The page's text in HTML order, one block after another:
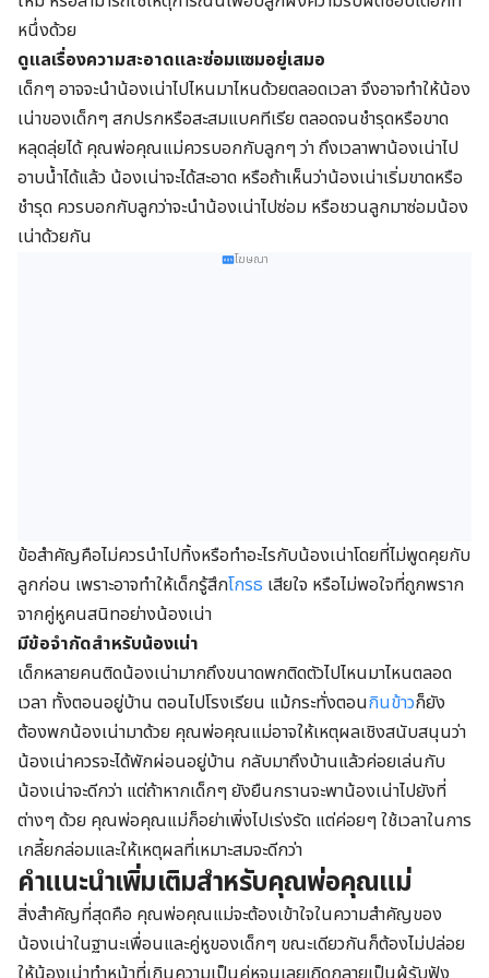
หนึ่งด้วย
ดูแลเรื่องความสะอาดและซ่อมแซมอยู่เสมอ
เด็กๆ อาจจะนำน้องเน่าไปไหนมาไหนด้วยตลอดเวลา จึงอาจทำให้น้อง
เน่าของเด็กๆ สกปรกหรือสะสมแบคทีเรีย ตลอดจนชำรุดหรือขาด
หลุดลุ่ยได้ คุณพ่อคุณแม่ควรบอกกับลูกๆ ว่า ถึงเวลาพาน้องเน่าไป
อาบน้ำได้แล้ว น้องเน่าจะได้สะอาด หรือถ้าเห็นว่าน้องเน่าเริ่มขาดหรือ
ชำรุด ควรบอกกับลูกว่าจะนำน้องเน่าไปซ่อม หรือชวนลูกมาซ่อมน้อง
เน่าด้วยกัน
โฆษณา
ข้อสำคัญคือไม่ควรนำไปทิ้งหรือทำอะไรกับน้องเน่าโดยที่ไม่พูดคุยกับ
ลูกก่อน เพราะอาจทำให้เด็กรู้สึกโกรธ เสียใจ หรือไม่พอใจที่ถูกพราก
จากคู่หูคนสนิทอย่างน้องเน่า
มีข้อจำกัดสำหรับน้องเน่า
เด็กหลายคนติดน้องเน่ามากถึงขนาดพกติดตัวไปไหนมาไหนตลอด
เวลา ทั้งตอนอยู่บ้าน ตอนไปโรงเรียน แม้กระทั่งตอนกินข้าวก็ยัง
ต้องพกน้องเน่ามาด้วย คุณพ่อคุณแม่อาจให้เหตุผลเชิงสนับสนุนว่า
น้องเน่าควรจะได้พักผ่อนอยู่บ้าน กลับมาถึงบ้านแล้วค่อยเล่นกับ
น้องเน่าจะดีกว่า แต่ถ้าหากเด็กๆ ยังยืนกรานจะพาน้องเน่าไปยังที่
ต่างๆ ด้วย คุณพ่อคุณแม่ก็อย่าเพิ่งไปเร่งรัด แต่ค่อยๆ ใช้เวลาในการ
เกลี้ยกล่อมและให้เหตุผลที่เหมาะสมจะดีกว่า
คำแนะนำเพิ่มเติมสำหรับคุณพ่อคุณแม่
สิ่งสำคัญที่สุดคือ คุณพ่อคุณแม่จะต้องเข้าใจในความสำคัญของ
น้องเน่าในฐานะเพื่อนและคู่หูของเด็กๆ ขณะเดียวกันก็ต้องไม่ปล่อย